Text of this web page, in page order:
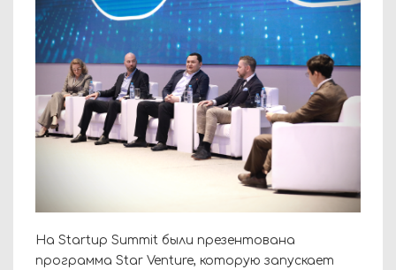
На Startup Summit были презентована
программа Star Venture, которую запускает